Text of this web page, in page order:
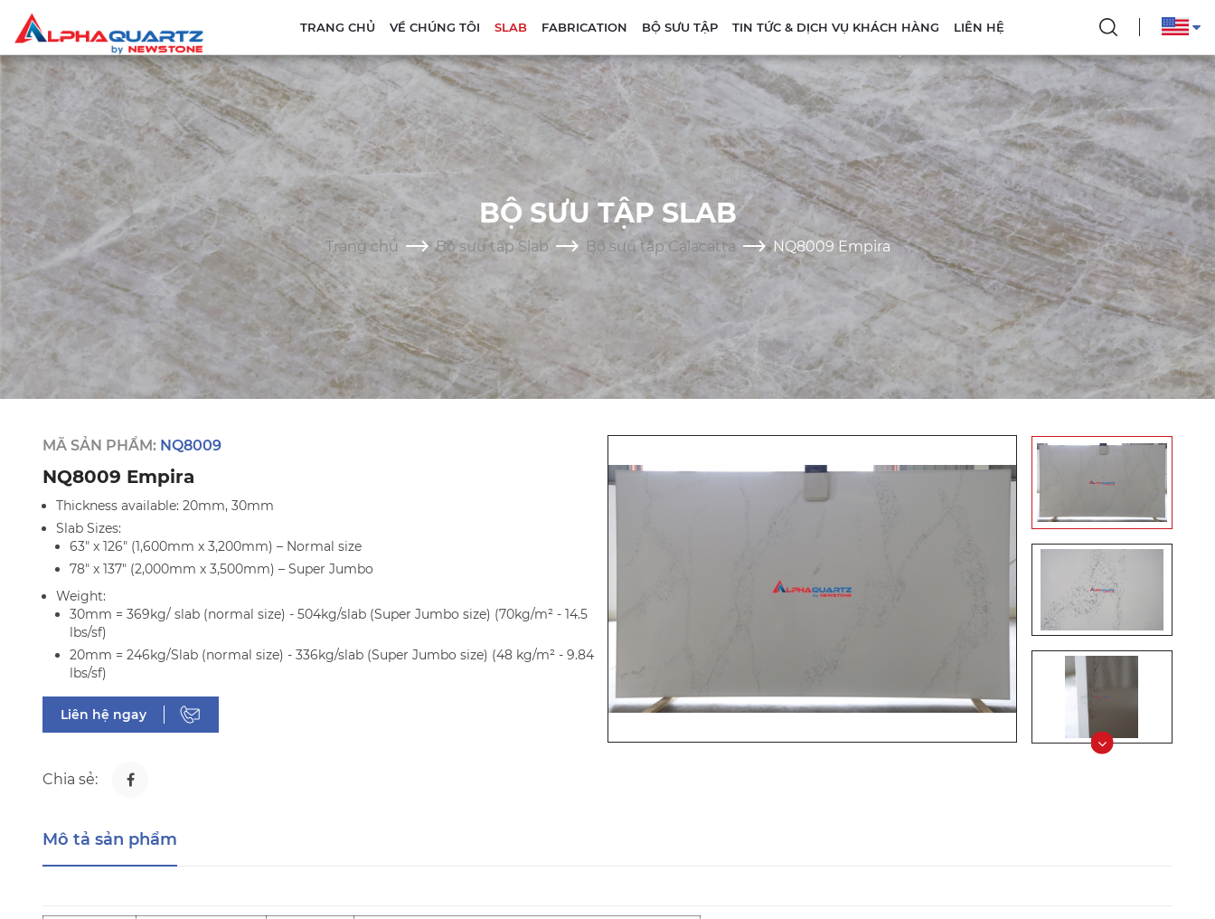
TRANG CHỦ VỀ CHÚNG TÔI SLAB FABRICATION BỘ SƯU TẬP TIN TỨC & DỊCH VỤ KHÁCH HÀNG LIÊN HỆ
BỘ SƯU TẬP SLAB
Trang chủ Bộ sưu tâp Slab Bộ sưu tập Calacatta NQ8009 Empira
MÃ SẢN PHẨM: NQ8009
NQ8009 Empira
Thickness available: 20mm, 30mm
Slab Sizes:
63" x 126" (1,600mm x 3,200mm) – Normal size
78" x 137" (2,000mm x 3,500mm) – Super Jumbo
Weight:
30mm = 369kg/ slab (normal size) - 504kg/slab (Super Jumbo size) (70kg/m² - 14.5
lbs/sf)
20mm = 246kg/Slab (normal size) - 336kg/slab (Super Jumbo size) (48 kg/m² - 9.84
lbs/sf)
Liên hệ ngay
Chia sẻ:
Mô tả sản phẩm